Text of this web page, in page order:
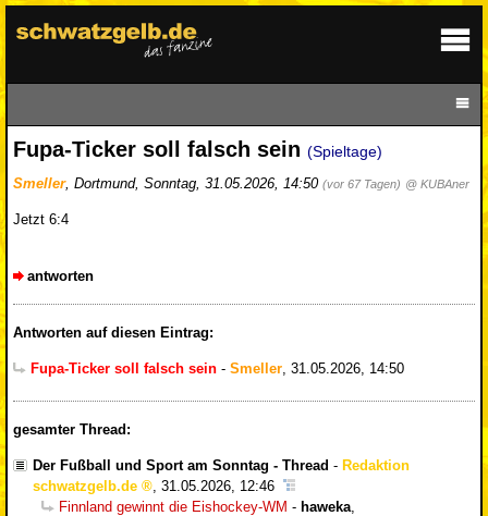
Fupa-Ticker soll falsch sein (Spieltage)
Smeller, Dortmund, Sonntag, 31.05.2026, 14:50 (vor 67 Tagen) @ KUBAner
Jetzt 6:4
antworten
Antworten auf diesen Eintrag:
Fupa-Ticker soll falsch sein - Smeller, 31.05.2026, 14:50
gesamter Thread:
Der Fußball und Sport am Sonntag - Thread - Redaktion
schwatzgelb.de
31.05.2026, 12:46
Finnland gewinnt die Eishockey-WM - haweka